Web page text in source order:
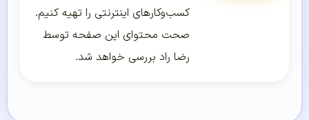
کسب‌و‌کارهای اینترنتی را تهیه کنیم.
صحت محتوای این صفحه توسط
رضا راد بررسی خواهد شد.